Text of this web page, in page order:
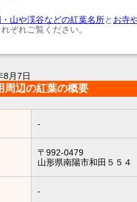
山や渓谷などの紅葉名所と お寺
ぞれご覧ください。
8月7日
周辺の紅葉の概要
-
〒992-0479
山形県南陽市和田５５４
-